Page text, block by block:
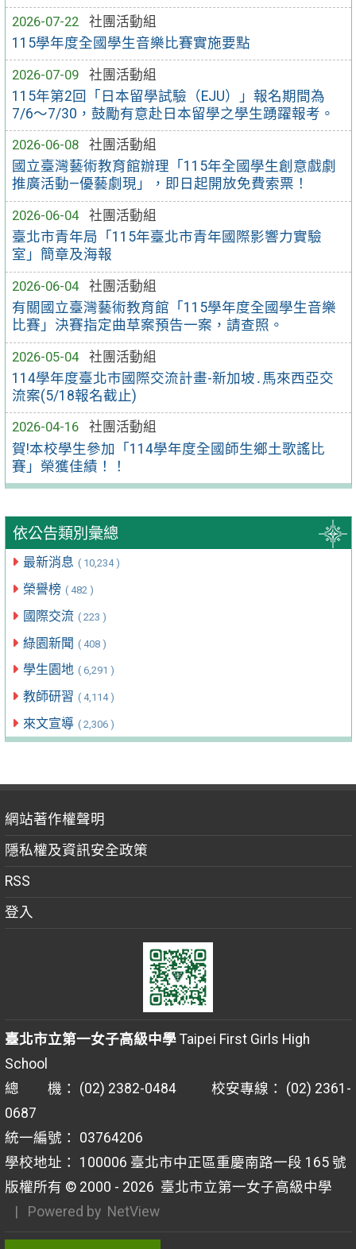
2026-07-22
社團活動組
115學年度全國學生音樂比賽實施要點
2026-07-09
社團活動組
115年第2回「日本留學試驗（EJU）」報名期間為
7/6～7/30，鼓勵有意赴日本留學之學生踴躍報考。
2026-06-08
社團活動組
國立臺灣藝術教育館辦理「115年全國學生創意戲劇
推廣活動—優藝劇現」，即日起開放免費索票！
2026-06-04
社團活動組
臺北市青年局「115年臺北市青年國際影響力實驗
室」簡章及海報
2026-06-04
社團活動組
有關國立臺灣藝術教育館「115學年度全國學生音樂
比賽」決賽指定曲草案預告一案，請查照。
2026-05-04
社團活動組
114學年度臺北市國際交流計畫-新加坡․馬來西亞交
流案(5/18報名截止)
2026-04-16
社團活動組
賀!本校學生參加「114學年度全國師生鄉土歌謠比
賽」榮獲佳績！！
依公告類別彙總
最新消息 ( 10,234 )
榮譽榜 ( 482 )
國際交流 ( 223 )
綠園新聞 ( 408 )
學生園地 ( 6,291 )
教師研習 ( 4,114 )
來文宣導 ( 2,306 )
網站著作權聲明
隱私權及資訊安全政策
RSS
登入
臺北市立第一女子高級中學Taipei First Girls High
School
總 機： (02) 2382-0484 校安專線： (02) 2361-
0687
統一編號： 03764206
學校地址： 100006 臺北市中正區重慶南路一段 165 號
版權所有 © 2000 - 2026 臺北市立第一女子高級中學
| Powered by NetView